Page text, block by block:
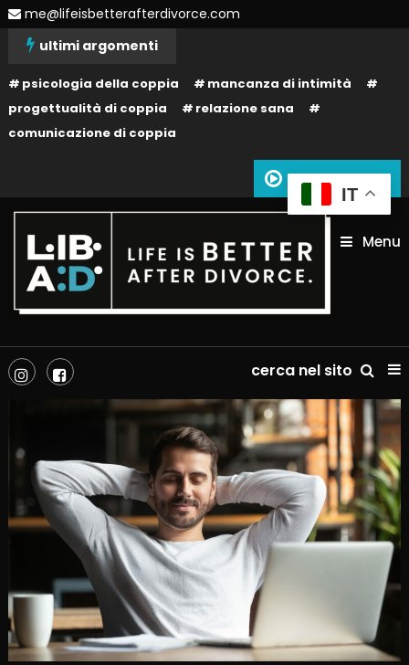
Skipme@lifeisbetterafterdivorce.com
ultimi argomenti
psicologia della coppia
mancanza di intimità
progettualità di coppia
relazione sana
comunicazione di coppia
Siamo in onda
Life is better after divorce –
LIBAD
Menu
cerca nel sito
IT